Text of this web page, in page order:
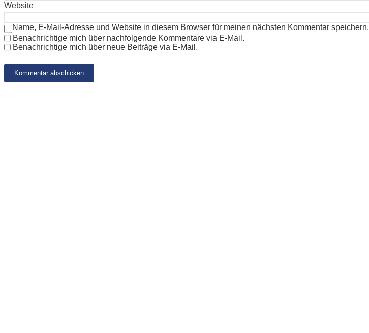
Website
Name, E-Mail-Adresse und Website in diesem Browser für meinen nächsten Kommentar speichern.
Benachrichtige mich über nachfolgende Kommentare via E-Mail.
Benachrichtige mich über neue Beiträge via E-Mail.